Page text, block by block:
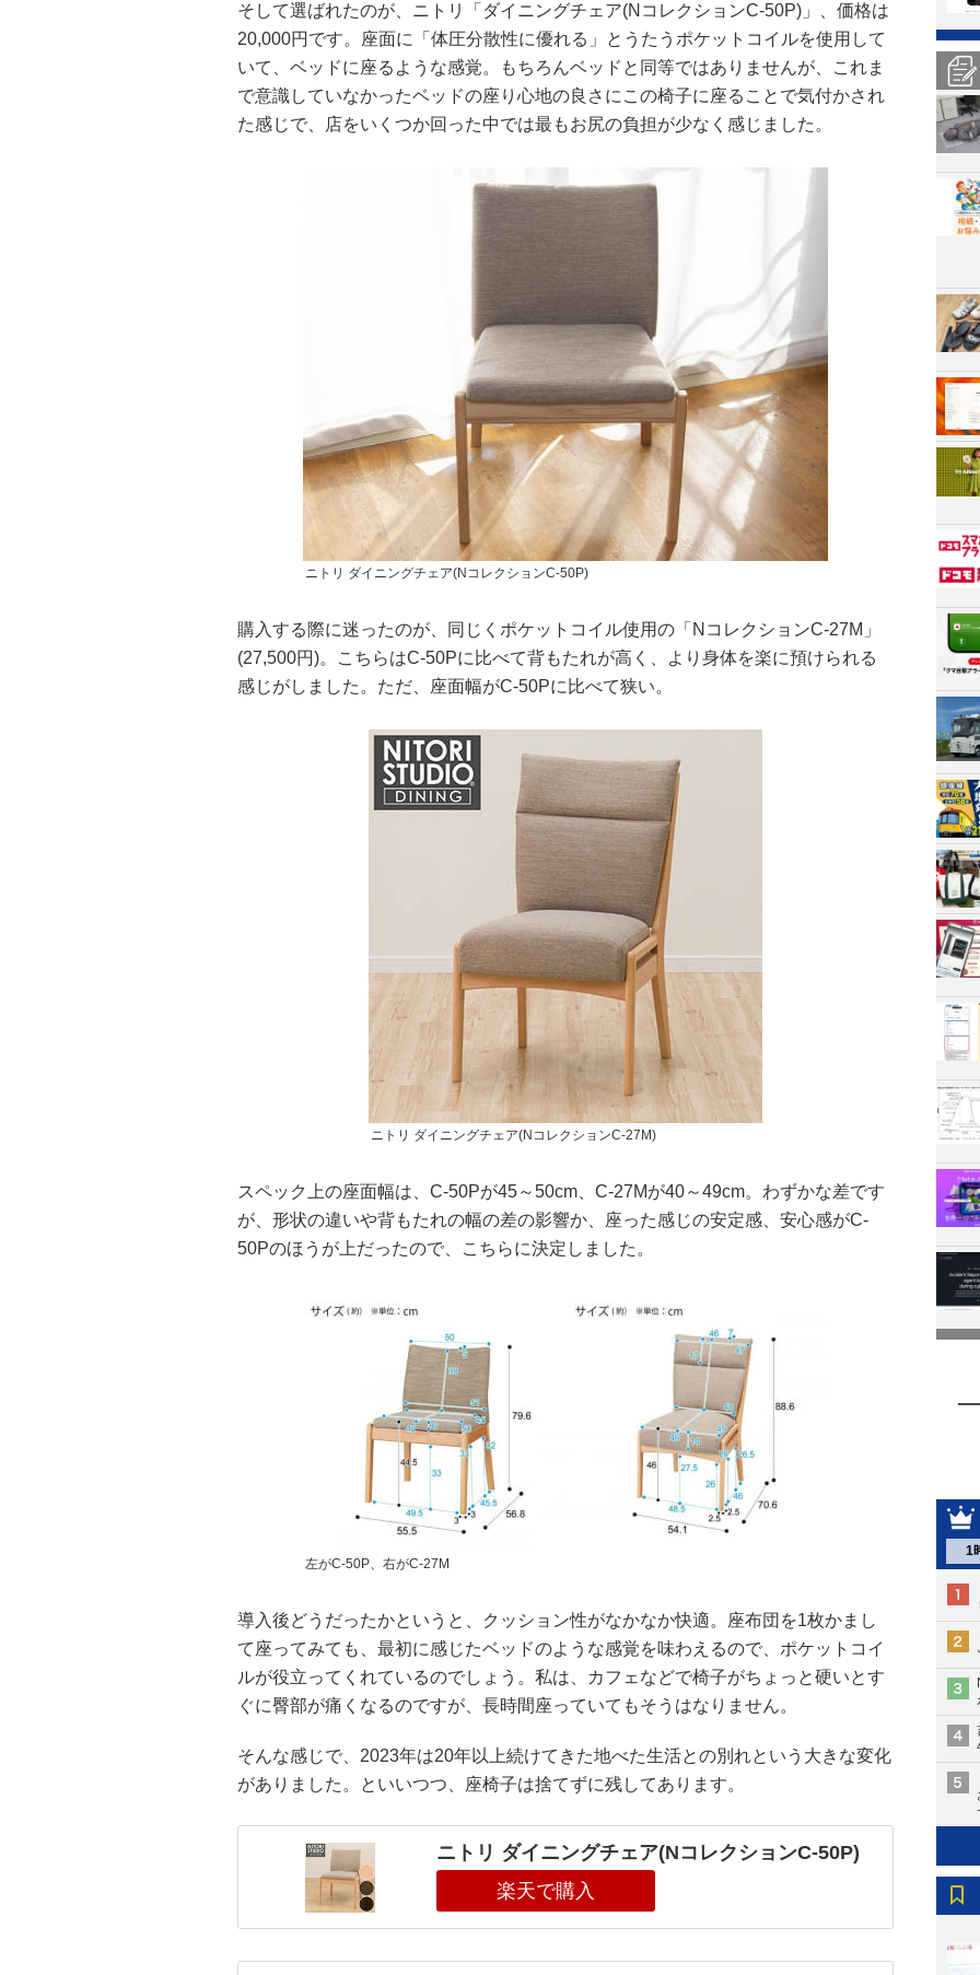
1
そして選ばれたのが、ニトリ「ダイニングチェア(NコレクションC-50P)」、価格は
20,000円です。座面に「体圧分散性に優れる」とうたうポケットコイルを使用して
いて、ベッドに座るような感覚。もちろんベッドと同等ではありませんが、これま
で意識していなかったベッドの座り心地の良さにこの椅子に座ることで気付かされ
た感じで、店をいくつか回った中では最もお尻の負担が少なく感じました。
ニトリ ダイニングチェア(NコレクションC-50P)
購入する際に迷ったのが、同じくポケットコイル使用の「NコレクションC-27M」
(27,500円)。こちらはC-50Pに比べて背もたれが高く、より身体を楽に預けられる
感じがしました。ただ、座面幅がC-50Pに比べて狭い。
ニトリ ダイニングチェア(NコレクションC-27M)
スペック上の座面幅は、C-50Pが45～50cm、C-27Mが40～49cm。わずかな差です
が、形状の違いや背もたれの幅の差の影響か、座った感じの安定感、安心感がC-
50Pのほうが上だったので、こちらに決定しました。
左がC-50P、右がC-27M
導入後どうだったかというと、クッション性がなかなか快適。座布団を1枚かまし
て座ってみても、最初に感じたベッドのような感覚を味わえるので、ポケットコイ
ルが役立ってくれているのでしょう。私は、カフェなどで椅子がちょっと硬いとす
ぐに臀部が痛くなるのですが、長時間座っていてもそうはなりません。
そんな感じで、2023年は20年以上続けてきた地べた生活との別れという大きな変化
がありました。といいつつ、座椅子は捨てずに残してあります。
ニトリ ダイニングチェア(NコレクションC-50P)